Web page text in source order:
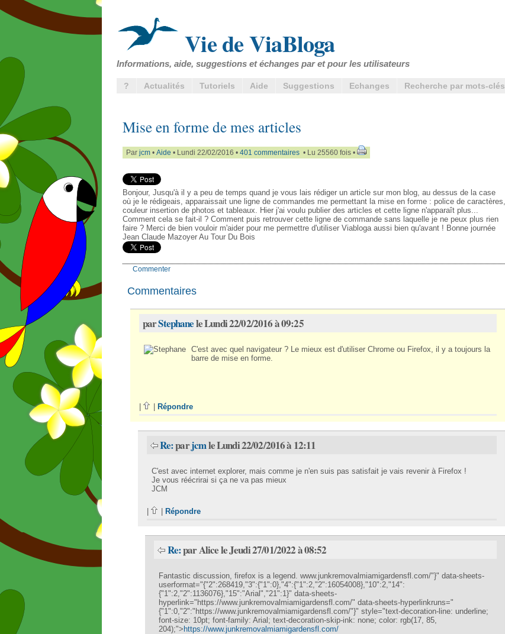
Vie de ViaBloga
Informations, aide, suggestions et échanges par et pour les utilisateurs
? Actualités Tutoriels Aide Suggestions Echanges Recherche par mots-clés
Mise en forme de mes articles
Par jcm • Aide • Lundi 22/02/2016 • 401 commentaires • Lu 25560 fois •
Bonjour, Jusqu'à il y a peu de temps quand je vous lais rédiger un article sur mon blog, au dessus de la case
où je le rédigeais, apparaissait une ligne de commandes me permettant la mise en forme : police de caractères,
couleur insertion de photos et tableaux. Hier j'ai voulu publier des articles et cette ligne n'apparaît plus...
Comment cela se fait-il ? Comment puis retrouver cette ligne de commande sans laquelle je ne peux plus rien
faire ? Merci de bien vouloir m'aider pour me permettre d'utiliser Viabloga aussi bien qu'avant ! Bonne journée
Jean Claude Mazoyer Au Tour Du Bois
Commenter
Commentaires
parStephanele Lundi 22/02/2016 à 09:25
C'est avec quel navigateur ? Le mieux est d'utiliser Chrome ou Firefox, il y a toujours la
barre de mise en forme.
Répondre
Re:parjcmle Lundi 22/02/2016 à 12:11
C'est avec internet explorer, mais comme je n'en suis pas satisfait je vais revenir à Firefox !
Je vous réécrirai si ça ne va pas mieux
JCM
| | Répondre
Re:par Alice le Jeudi 27/01/2022 à 08:52
Fantastic discussion, firefox is a legend.www.junkremovalmiamigardensfl.com/"}" data-sheets-
userformat="{"2":268419,"3":{"1":0},"4":{"1":2,"2":16054008},"10":2,"14":
{"1":2,"2":1136076},"15":"Arial","21":1}" data-sheets-
hyperlink="https://www.junkremovalmiamigardensfl.com/" data-sheets-hyperlinkruns="
{"1":0,"2":"https://www.junkremovalmiamigardensfl.com/"}" style="text-decoration-line: underline;
font-size: 10pt; font-family: Arial; text-decoration-skip-ink: none; color: rgb(17, 85,
204);">https://www.junkremovalmiamigardensfl.com/